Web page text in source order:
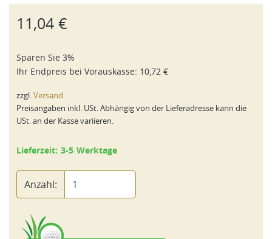
11,04 €
Sparen Sie 3%
Ihr Endpreis bei Vorauskasse: 10,72 €
zzgl.Versand
Preisangaben inkl. USt. Abhängig von der Lieferadresse kann die
USt. an der Kasse variieren.
Lieferzeit: 3-5 Werktage
Anzahl: